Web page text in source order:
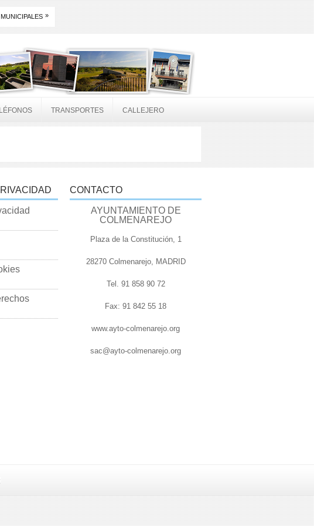
»
TRANSPORTES CALLEJERO
CONTACTO
AYUNTAMIENTO DE
COLMENAREJO
Plaza de la Constitución, 1
28270 Colmenarejo, MADRID
Tel. 91 858 90 72
Fax: 91 842 55 18
www.ayto-colmenarejo.org
sac@ayto-colmenarejo.org